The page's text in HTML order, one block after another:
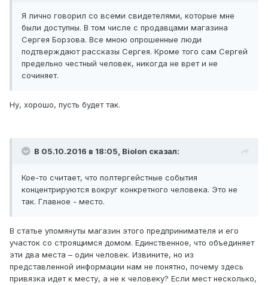
Я лично говорил со всеми свидетелями, которые мне
были доступны. В том числе с продавцами магазина
Сергея Борзова. Все мною опрошенные люди
подтверждают рассказы Сергея. Кроме того сам Сергей
предельно честный человек, никогда не врет и не
сочиняет.
Ну, хорошо, пусть будет так.
В 05.10.2016 в 18:05, Biolon сказал:
Кое-то считает, что полтергейстные события
концентрируются вокруг конкретного человека. Это не
так. Главное - место.
В статье упомянуты магазин этого предпринимателя и его
участок со строящимся домом. Единственное, что объединяет
эти два места – один человек. Извините, но из
представленной информации нам не понятно, почему здесь
привязка идет к месту, а не к человеку? Если мест несколько,